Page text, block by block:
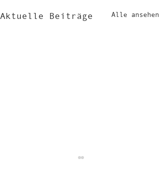
Aktuelle Beiträge Alle ansehen